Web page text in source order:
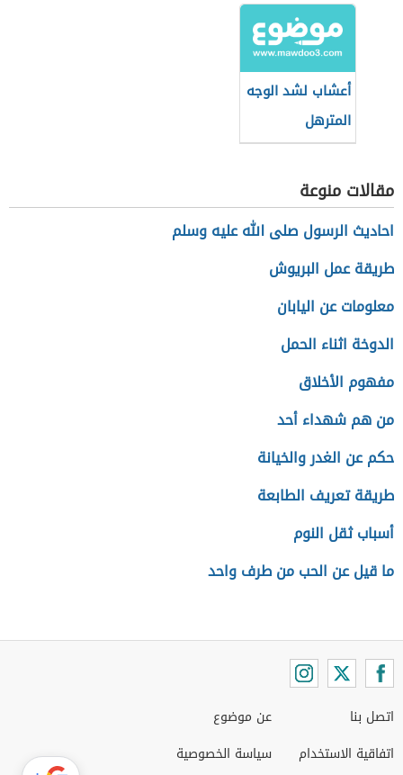
أعشاب لشد الوجه
المترهل
مقالات منوعة
احاديث الرسول صلى الله عليه وسلم
طريقة عمل البريوش
معلومات عن اليابان
الدوخة اثناء الحمل
مفهوم الأخلاق
من هم شهداء أحد
حكم عن الغدر والخيانة
طريقة تعريف الطابعة
أسباب ثقل النوم
ما قيل عن الحب من طرف واحد
اتصل بنا
اتفاقية الاستخدام
عن موضوع
سياسة الخصوصية